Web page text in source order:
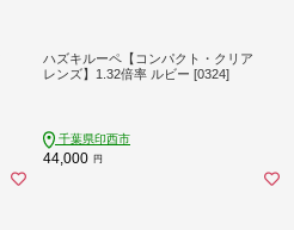
ハズキルーペ【コンパクト・クリア
レンズ】1.32倍率 ルビー [0324]
千葉県印西市
44,000 円